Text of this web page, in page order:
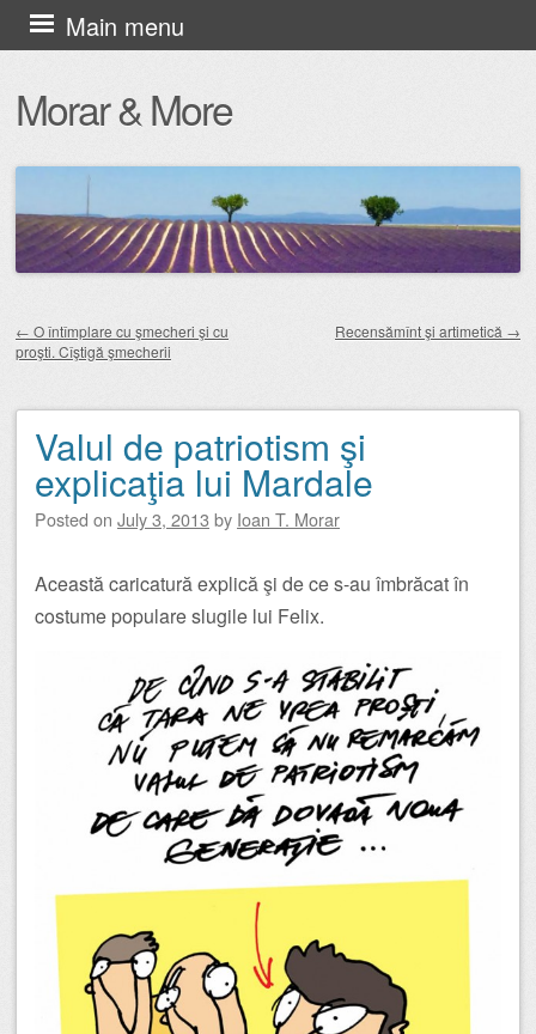
Morar & More
Main menu
Skip
to
content
Post navigation
← O întîmplare cu şmecheri şi cu
proşti. Cîştigă şmecherii
Recensămînt şi artimetică →
Valul de patriotism şi
explicaţia lui Mardale
Posted on July 3, 2013 by Ioan T. Morar
Această caricatură explică şi de ce s-au îmbrăcat în
costume populare slugile lui Felix.